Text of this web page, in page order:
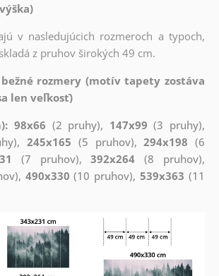
v nasledujúcich rozmeroch a typoch,
z pruhov širokých 49 cm.
rozmery (motív tapety zostáva
len veľkosť)
98x66 (2 pruhy), 147x99 (3 pruhy),
245x165 (5 pruhov),294x198 (6
(7 pruhov),392x264 (8 pruhov),
490x330 (10 pruhov),539x363 (11